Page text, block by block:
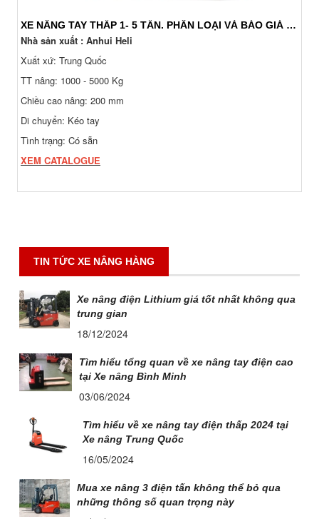
XE NÂNG TAY THẤP 1- 5 TẤN. PHÂN LOẠI VÀ BÁO GIÁ 24/7
Nhà sản xuất : Anhui Heli
Xuất xứ: Trung Quốc
TT nâng: 1000 - 5000 Kg
Chiều cao nâng: 200 mm
Di chuyển: Kéo tay
Tình trạng: Có sẵn
XEM CATALOGUE
TIN TỨC XE NÂNG HÀNG
Xe nâng điện Lithium giá tốt nhất không qua
trung gian
18/12/2024
Tìm hiểu tổng quan về xe nâng tay điện cao
tại Xe nâng Bình Minh
03/06/2024
Tìm hiểu về xe nâng tay điện thấp 2024 tại
Xe nâng Trung Quốc
16/05/2024
Mua xe nâng 3 điện tấn không thể bỏ qua
những thông số quan trọng này